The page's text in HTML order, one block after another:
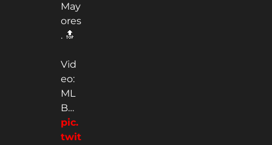
May
ores
. 🔝
Vid
eo:
ML
B…
pic.
twit